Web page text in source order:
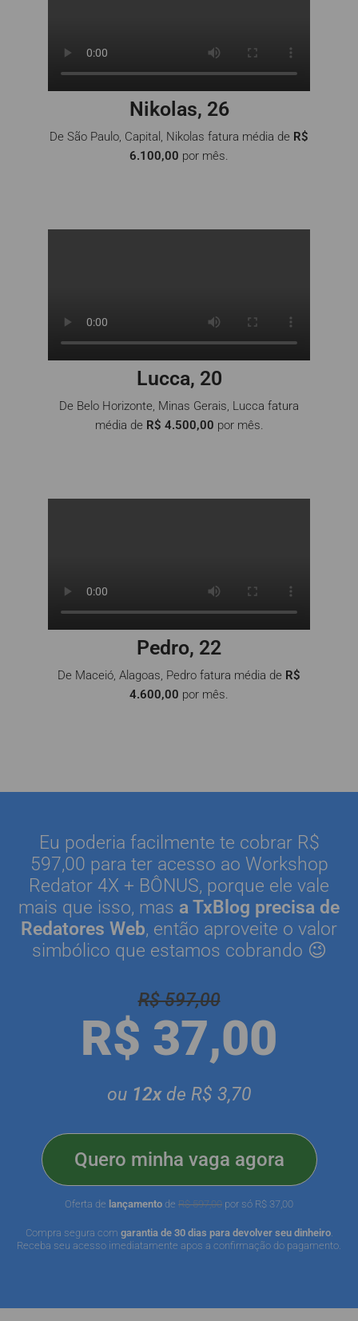
Nikolas, 26
De São Paulo, Capital, Nikolas fatura média de R$
6.100,00 por mês.
Lucca, 20
De Belo Horizonte, Minas Gerais, Lucca fatura
média de R$ 4.500,00 por mês.
Pedro, 22
De Maceió, Alagoas, Pedro fatura média de R$
4.600,00 por mês.
Eu poderia facilmente te cobrar R$
597,00 para ter acesso ao Workshop
Redator 4X + BÔNUS, porque ele vale
mais que isso, mas a TxBlog precisa de
Redatores Web, então aproveite o valor
simbólico que estamos cobrando 😉
R$ 597,00
R$ 37,00
ou 12xde R$ 3,70
Quero minha vaga agora
Oferta de lançamento de R$ 597,00 por só R$ 37,00
Compra segura com garantia de 30 dias para devolver seu dinheiro.
Receba seu acesso imediatamente apos a confirmação do pagamento.